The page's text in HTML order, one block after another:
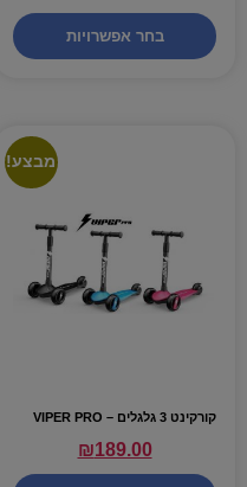
בחר אפשרויות
מבצע!
קורקינט 3 גלגלים – VIPER PRO
₪189.00